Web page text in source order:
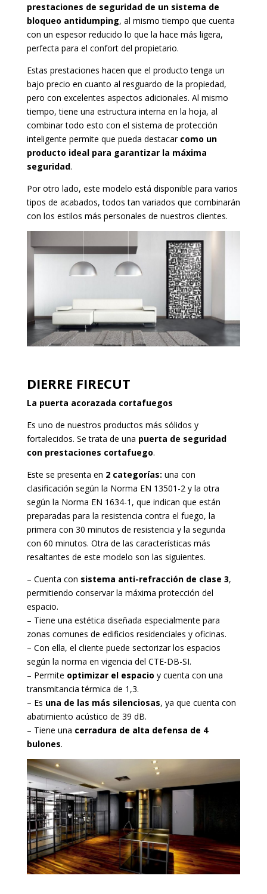
prestaciones de seguridad de un sistema de
bloqueo antidumping, al mismo tiempo que cuenta
con un espesor reducido lo que la hace más ligera,
perfecta para el confort del propietario.
Estas prestaciones hacen que el producto tenga un
bajo precio en cuanto al resguardo de la propiedad,
pero con excelentes aspectos adicionales. Al mismo
tiempo, tiene una estructura interna en la hoja, al
combinar todo esto con el sistema de protección
inteligente permite que pueda destacar como un
producto ideal para garantizar la máxima
seguridad.
Por otro lado, este modelo está disponible para varios
tipos de acabados, todos tan variados que combinarán
con los estilos más personales de nuestros clientes.
DIERRE FIRECUT
La puerta acorazada cortafuegos
Es uno de nuestros productos más sólidos y
fortalecidos. Se trata de una puerta de seguridad
con prestaciones cortafuego.
Este se presenta en 2 categorías: una con
clasificación según la Norma EN 13501-2 y la otra
según la Norma EN 1634-1, que indican que están
preparadas para la resistencia contra el fuego, la
primera con 30 minutos de resistencia y la segunda
con 60 minutos. Otra de las características más
resaltantes de este modelo son las siguientes.
– Cuenta con sistema anti-refracción de clase 3,
permitiendo conservar la máxima protección del
espacio.
– Tiene una estética diseñada especialmente para
zonas comunes de edificios residenciales y oficinas.
– Con ella, el cliente puede sectorizar los espacios
según la norma en vigencia del CTE-DB-SI.
– Permite optimizar el espacio y cuenta con una
transmitancia térmica de 1,3.
– Es una de las más silenciosas, ya que cuenta con
abatimiento acústico de 39 dB.
– Tiene una cerradura de alta defensa de 4
bulones.